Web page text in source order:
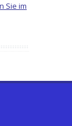
Sie im